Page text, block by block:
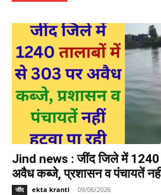
Jind news : जींद जिले में 1240
अवैध कब्जे, प्रशासन व पंचायतें नहीं
जींद ekta kranti - 09/06/2026